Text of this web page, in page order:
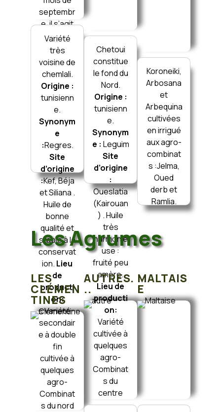
septembr
e, il s’agit
d’une
variété
frigorifiqu
e.
Variété
très
voisine de
chemlali.
Origine :
tunisienn
e.
Synonym
e
:Regres.
Site
d’origine
:Kef, Béja
et Siliana .
Huile de
bonne
qualité et
stable à la
conservat
ion. Lieu
de
producti
on:
Variété
secondair
e à double
fin
cultivée à
quelques
agro-
Combinat
s du nord
Chetoui
constitue
le fond du
Nord.
Origine :
tunisienn
e.
Synonym
e : Leguim
Site
d’origine
:
Oueslatia
(Kairouan
) . Huile
très
harmonie
use :
fruité peu
amère.
Lieu de
producti
on:
Variété
cultivée à
quelques
agro-
Combinat
s du
centre
Koroneiki,
Arbosana
et
Arbequina
cultivées
en irrigué
aux agro-
combinat
s :Jelma,
Oued
derb et
Ramlia.
Les Agrumes
LES
CLÉMEN
TINES
AUTRES.
..
MALTAIS
E